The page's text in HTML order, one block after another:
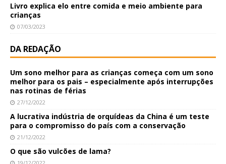
Livro explica elo entre comida e meio ambiente para
crianças
07/03/2023
DA REDAÇÃO
Um sono melhor para as crianças começa com um sono
melhor para os pais – especialmente após interrupções
nas rotinas de férias
27/12/2022
A lucrativa indústria de orquídeas da China é um teste
para o compromisso do país com a conservação
21/12/2022
O que são vulcões de lama?